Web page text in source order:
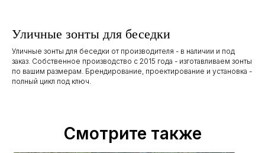
Уличные зонты для беседки
Уличные зонты для беседки от производителя - в наличии и под
заказ. Собственное производство с 2015 года - изготавливаем зонты
по вашим размерам. Брендирование, проектирование и установка -
полный цикл под ключ.
Смотрите также